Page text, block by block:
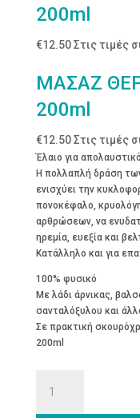
200ml
€12.50 Στις τιμές
ΜΑΣΑΖ
200ml
€12.50 Στις τιμές
Έλαιο για
Η πολλαπλή δράση
ενισχύει την
πονοκέφαλο,
αρθρώσεων, να
ηρεμία, ευεξία και
Κατάλληλο και για
100% φυσικό
Με λάδι άρνικας,
σανταλόξυλου και
Σε πρακτική
200ml
ΘΕΡΑΠΕΥΤΙΚΟ